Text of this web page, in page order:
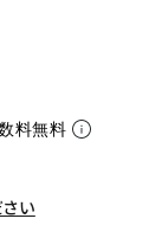
料無料
い